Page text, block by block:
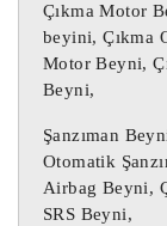
03E906033L
5WP4019405
03E906033L
5WP4019405
Çıkma Motor
beyini, Çıkma
Motor Beyni,
Beyni,
Şanzıman
Otomatik
Airbag Beyni,
SRS Beyni,